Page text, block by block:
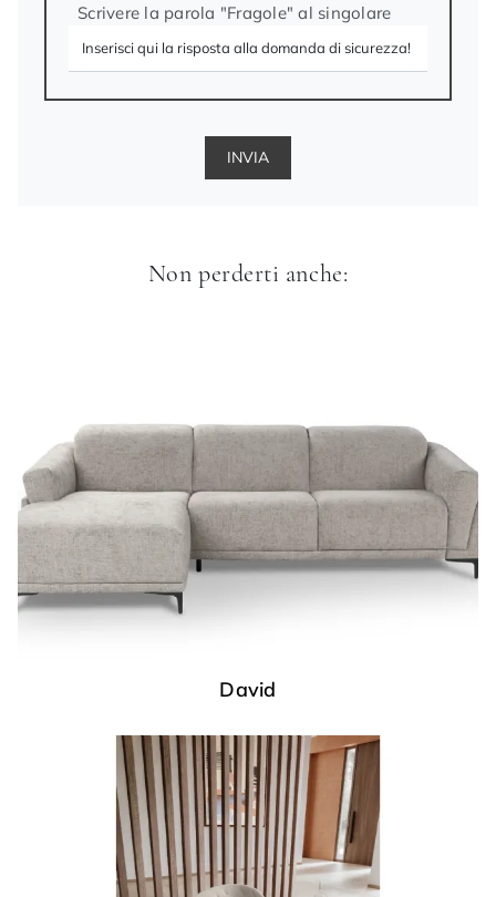
Scrivere la parola "Fragole" al singolare
INVIA
Non perderti anche:
David